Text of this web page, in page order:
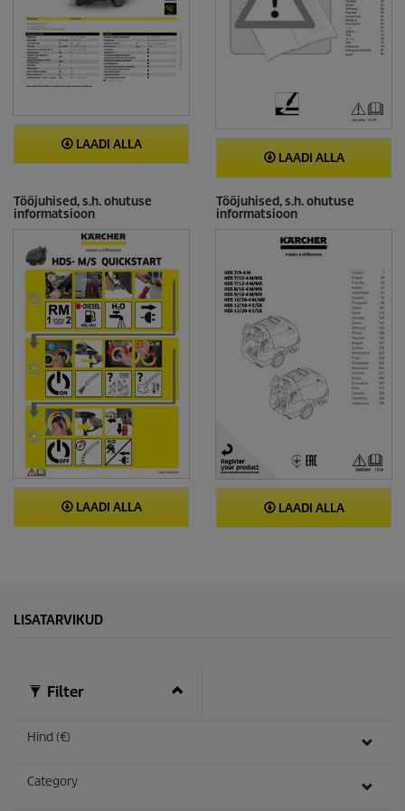
LAADI ALLA
LAADI ALLA
Tööjuhised, s.h. ohutuse
informatsioon
LAADI ALLA
Tööjuhised, s.h. ohutuse
informatsioon
LAADI ALLA
LISATARVIKUD
Filter
Hind (€)
Category